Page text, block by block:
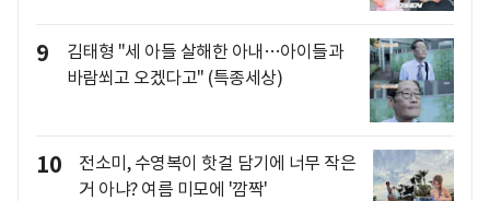
9
김태형 "세 아들 살해한 아내…아이들과
바람쐬고 오겠다고" (특종세상)
10
전소미, 수영복이 핫걸 담기에 너무 작은
거 아냐? 여름 미모에 '깜짝'